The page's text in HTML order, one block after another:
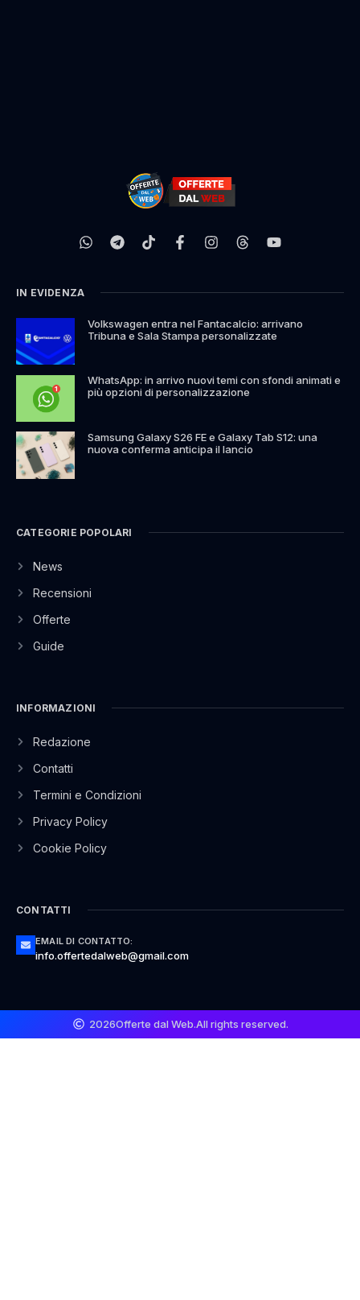
IN EVIDENZA
Volkswagen entra nel Fantacalcio: arrivano
Tribuna e Sala Stampa personalizzate
WhatsApp: in arrivo nuovi temi con sfondi animati e
più opzioni di personalizzazione
Samsung Galaxy S26 FE e Galaxy Tab S12: una
nuova conferma anticipa il lancio
CATEGORIE POPOLARI
News
Recensioni
Offerte
Guide
INFORMAZIONI
Redazione
Contatti
Termini e Condizioni
Privacy Policy
Cookie Policy
CONTATTI
EMAIL DI CONTATTO:
info.offertedalweb@gmail.com
2026Offerte dal Web.All rights reserved.